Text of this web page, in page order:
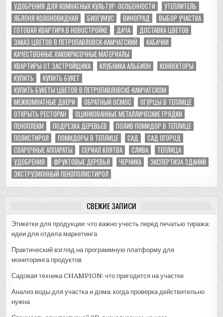
УДОБРЕНИЯ ДЛЯ КОМНАТНЫХ КУЛЬТУР: ОСОБЕННОСТИ
УТЕПЛИТЕЛЬ
ЯБЛОНЯ КОЛОНОВИДНАЯ
БИОГУМУС ВИНОГРАД
ВЫБОР УЧАСТКА
ГОТОВАЯ КВАРТИРА В НОВОСТРОЙКЕ
ДАЧА
ДОСТАВКА ЦВЕТОВ
ЗАКАЗ ЦВЕТОВ В ПЕТРОПАВЛОВСК-КАМЧАТСКИЙ
КАБАЧКИ
КАЧЕСТВЕННЫЕ ЛАКОКРАСОЧНЫЕ МАТЕРИАЛЫ
КВАРТИРЫ ОТ ЗАСТРОЙЩИКА
КЛУБНИКА АЛЬБИОН
КОНВЕКТОРЫ
КУПИТЬ
КУПИТЬ БУКЕТ
КУПИТЬ БУКЕТЫ ЦВЕТОВ В ПЕТРОПАВЛОВСКЕ-КАМЧАТСКОМ
МЕЖКОМНАТНЫЕ ДВЕРИ
ОБРАТНЫЙ ОСМОС
ОГУРЦЫ В ТЕПЛИЦЕ
ОТКРЫТЬ РЕСТОРАН
ОЦИНКОВАННЫЕ МЕТАЛЛИЧЕСКИЕ ГРЯДКИ
ПЕНОПЛЕКМ
ПОДРЕЗКА ДЕРЕВЬЕВ
ПОЛИВ ПОМИДОР В ТЕПЛИЦЕ
ПОЛИСТИРОЛ
ПОМИДОРЫ В ТЕПЛИЦЕ САД
САД ОГОРОД
СВАРОЧНЫЕ АППАРАТЫ
СЕРИАЛ КЛЯТВА СЛИВА
ТЕПЛИЦА
УДОБРЕНИЯ
ФРУКТОВЫЕ ДЕРЕВЬЯ ЧЕРНИКА
ЭКСПЕРТИЗА ЗДАНИЙ
ЭКСТРУЗИОННЫЙ ПЕНОПОЛИСТИРОЛ
СВЕЖИЕ ЗАПИСИ
Этикетки для продукции: что важно учесть перед печатью тиража:
идеи для отдела маркетинга
Практический взгляд на программную платформу для
мониторинга продуктов
Садовая техника CHAMPION: что пригодится на участке
Анализ воды для участка и дома: когда проверка действительно
нужна